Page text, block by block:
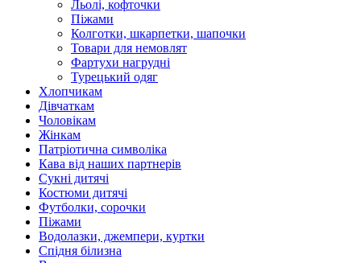
Льолі, кофточки
Піжами
Колготки, шкарпетки, шапочки
Товари для немовлят
Фартухи нагрудні
Турецький одяг
Хлопчикам
Дівчаткам
Чоловікам
Жінкам
Патріотична символіка
Кава від наших партнерів
Сукні дитячі
Костюми дитячі
Футболки, сорочки
Піжами
Водолазки, джемпери, куртки
Спідня білизна